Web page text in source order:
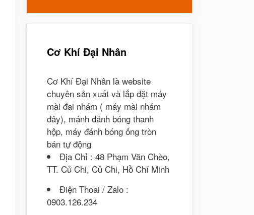
Cơ Khí Đại Nhân
Cơ Khí Đại Nhân là website
chuyên sản xuất và lắp đặt máy
mài đai nhám ( máy mài nhám
dây), mánh đánh bóng thanh
hộp, máy đánh bóng ống tròn
bán tự động
Địa Chỉ : 48 Phạm Văn Chèo,
TT. Củ Chi, Củ Chi, Hồ Chí Minh
Điện Thoai / Zalo :
0903.126.234